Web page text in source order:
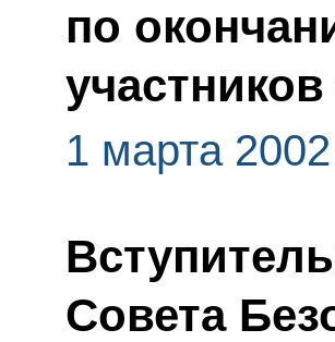
по
1 марта
Совета